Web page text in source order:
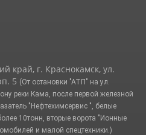
край, г. Краснокамск, ул.
5 (От остановки "АТП" на ул.
реки Кама, после первой железной
"Нефтехимсервис ", белые
10тонн, вторые ворота "Ионные
и малой спецтехники.)